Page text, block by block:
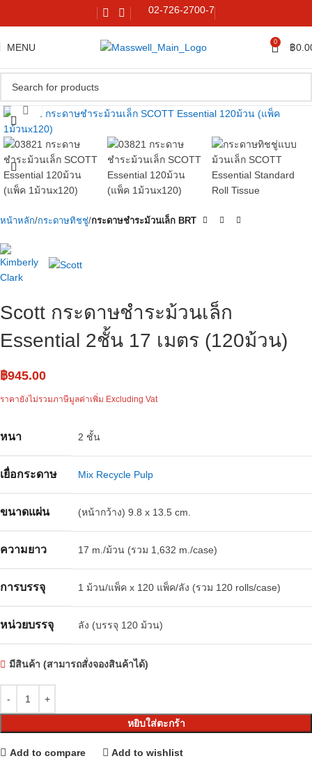
02-726-2700-7
MENU 0 ฿
Click to enlarge
หน้าหลัก กระดาษทิชชู่ กระดาษชำระม้วนเล็ก BRT
Scott กระดาษชำระม้วนเล็ก
Essential 2ชั้น 17 เมตร (120ม้วน)
฿945.00
ราคายังไม่รวมภาษีมูลค่าเพิ่ม Excluding Vat
หนา 2 ชั้น
เยื่อกระดาษ Mix Recycle Pulp
ขนาดแผ่น (หน้ากว้าง) 9.8 x 13.5 cm.
ความยาว 17 m./ม้วน (รวม 1,632 m./case)
การบรรจุ 1 ม้วน/แพ็ค x 120 แพ็ค/ลัง (รวม 120 rolls/case)
หน่วยบรรจุ ลัง (บรรจุ 120 ม้วน)
มีสินค้า (สามารถสั่งจองสินค้าได้)
หยิบใส่ตะกร้า
Add to compare Add to wishlist